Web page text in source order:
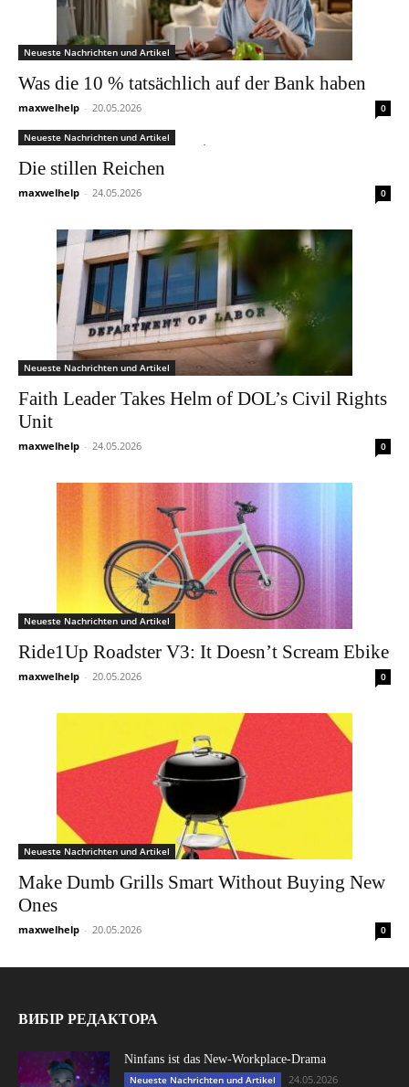
Neueste Nachrichten und Artikel
Was die 10 % tatsächlich auf der Bank haben
maxwelhelp - 20.05.2026 0
Neueste Nachrichten und Artikel
Die stillen Reichen
maxwelhelp - 24.05.2026 0
Neueste Nachrichten und Artikel
Faith Leader Takes Helm of DOL’s Civil Rights
Unit
maxwelhelp - 24.05.2026 0
Neueste Nachrichten und Artikel
Ride1Up Roadster V3: It Doesn’t Scream Ebike
maxwelhelp - 20.05.2026 0
Neueste Nachrichten und Artikel
Make Dumb Grills Smart Without Buying New
Ones
maxwelhelp - 20.05.2026 0
ВИБІР РЕДАКТОРА
Ninfans ist das New-Workplace-Drama
Neueste Nachrichten und Artikel 24.05.2026